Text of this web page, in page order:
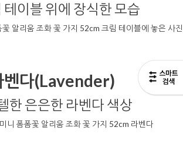
테이블 위에 장식한 모습
벤다(Lavender)
한 은은한 라벤다 색상